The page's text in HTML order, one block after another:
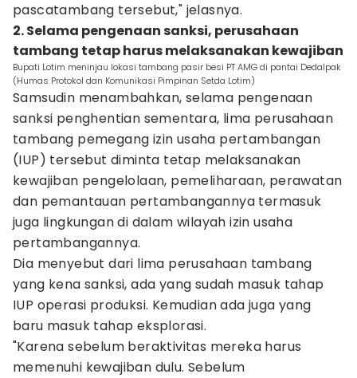
pascatambang tersebut," jelasnya.
2. Selama pengenaan sanksi, perusahaan
tambang tetap harus melaksanakan kewajiban
Bupati Lotim meninjau lokasi tambang pasir besi PT AMG di pantai Dedalpak
(Humas Protokol dan Komunikasi Pimpinan Setda Lotim)
Samsudin menambahkan, selama pengenaan
sanksi penghentian sementara, lima perusahaan
tambang pemegang izin usaha pertambangan
(IUP) tersebut diminta tetap melaksanakan
kewajiban pengelolaan, pemeliharaan, perawatan
dan pemantauan pertambangannya termasuk
juga lingkungan di dalam wilayah izin usaha
pertambangannya.
Dia menyebut dari lima perusahaan tambang
yang kena sanksi, ada yang sudah masuk tahap
IUP operasi produksi. Kemudian ada juga yang
baru masuk tahap eksplorasi.
"Karena sebelum beraktivitas mereka harus
memenuhi kewajiban dulu. Sebelum